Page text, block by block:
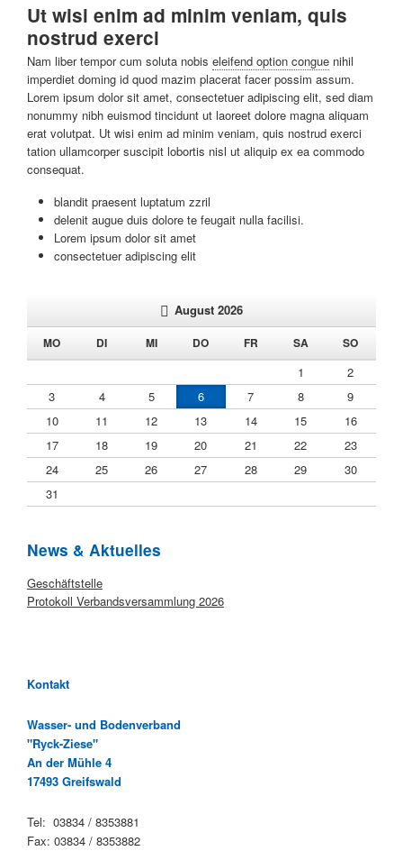
Ut wisi enim ad minim veniam, quis
nostrud exerci
Nam liber tempor cum soluta nobis eleifend option conguenihil
imperdiet doming id quod mazim placerat facer possim assum.
Lorem ipsum dolor sit amet, consectetuer adipiscing elit, sed diam
nonummy nibh euismod tincidunt ut laoreet dolore magna aliquam
erat volutpat. Ut wisi enim ad minim veniam, quis nostrud exerci
tation ullamcorper suscipit lobortis nisl ut aliquip ex ea commodo
consequat.
blandit praesent luptatum zzril
delenit augue duis dolore te feugait nulla facilisi.
Lorem ipsum dolor sit amet
consectetuer adipiscing elit
August 2026
MONTAG DIENSTAGMITTWOCH
DONNERSTAG
FREITAG SAMSTAGSONNTAG
1
2
3
4 5 6 7 8
9
10
11 12 13 14 15
16
17
18 19 20 21 22
23
24
25 26 27 28 29
30
31
Startseite
News & Aktuelles
Geschäftstelle
Protokoll Verbandsversammlung 2026
Kontakt
Wasser- und Bodenverband
"Ryck-Ziese"
An der Mühle 4
17493 Greifswald
Tel: 03834 / 8353881
Fax: 03834 / 8353882